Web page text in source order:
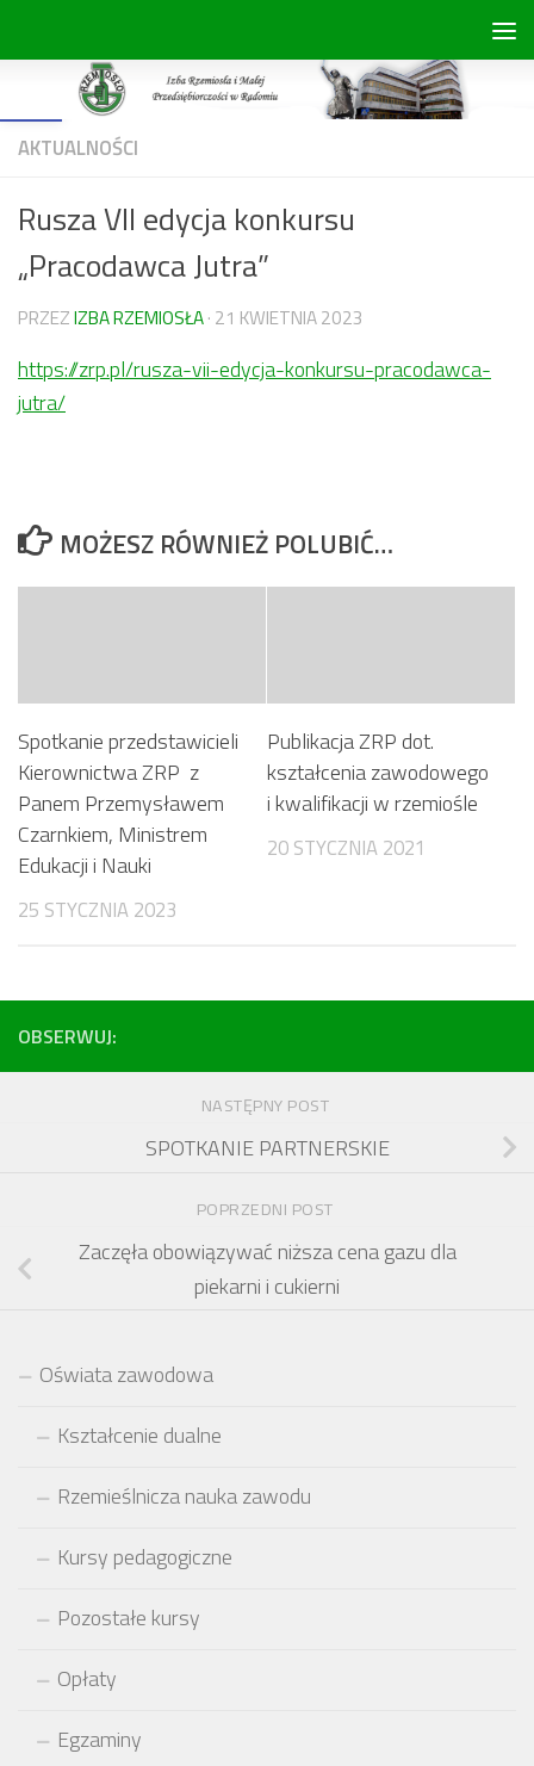
Open toolbar
AKTUALNOŚCI
Rusza VII edycja konkursu
„Pracodawca Jutra”
PRZEZIZBA RZEMIOSŁA· 21 KWIETNIA 2023
https://zrp.pl/rusza-vii-edycja-konkursu-pracodawca-
jutra/
MOŻESZ RÓWNIEŻ POLUBIĆ…
Spotkanie przedstawicieli
Kierownictwa ZRP z
Panem Przemysławem
Czarnkiem, Ministrem
Edukacji i Nauki
25 STYCZNIA 2023
Publikacja ZRP dot.
kształcenia zawodowego
i kwalifikacji w rzemiośle
20 STYCZNIA 2021
OBSERWUJ:
NASTĘPNY POST
SPOTKANIE PARTNERSKIE
POPRZEDNI POST
Zaczęła obowiązywać niższa cena gazu dla
piekarni i cukierni
Oświata zawodowa
Kształcenie dualne
Rzemieślnicza nauka zawodu
Kursy pedagogiczne
Pozostałe kursy
Opłaty
Egzaminy